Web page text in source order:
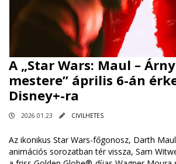
A „Star Wars: Maul –
mestere” április 6-án
Disney+-ra
2026.01.23 CIVILHETES
Az ikonikus Star Wars-főgonosz, Darth
animációs sorozatban tér vissza, Sam